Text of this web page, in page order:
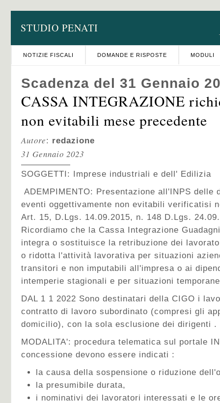
STUDIO PENATI
NOTIZIE FISCALI DOMANDE E RISPOSTE MODULI
Scadenza del 31 Gennaio
CASSA INTEGRAZIONE
non evitabili mese precedente
Autore: redazione
31 Gennaio 2023
SOGGETTI: Imprese industriali e dell' Edilizia
ADEMPIMENTO: Presentazione all'INPS delle
eventi oggettivamente non evitabili verificatisi
Art. 15, D.Lgs. 14.09.2015, n. 148 D.Lgs.
Ricordiamo che la Cassa Integrazione
integra o sostituisce la retribuzione dei
o ridotta l'attività lavorativa per situazioni
transitori e non imputabili all'impresa o ai
intemperie stagionali e per situazioni
DAL 1 1 2022 Sono destinatari della CIGO i
contratto di lavoro subordinato (compresi gli
domicilio), con la sola esclusione dei dirigenti .
MODALITA': procedura telematica sul portale
concessione devono essere indicati :
la causa della sospensione o riduzione
la presumibile durata,
i nominativi dei lavoratori interessati e le